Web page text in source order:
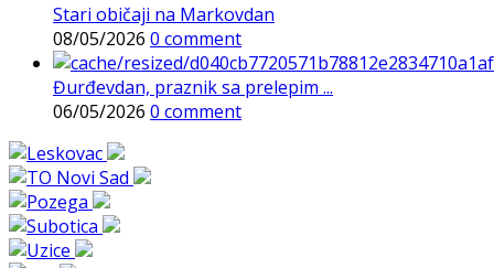
Stari običaji na Markovdan
08/05/2026 0 comment
Đurđevdan, praznik sa prelepim ...
06/05/2026 0 comment